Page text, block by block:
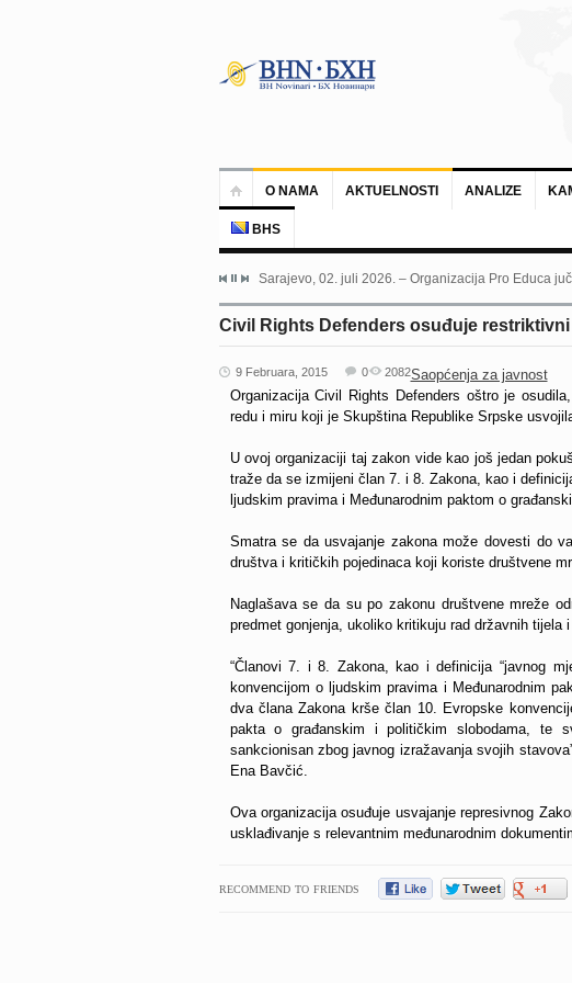
O NAMA AKTUELNOSTI ANALIZE
BHS
Sarajevo, 02. juli 2026. – Organizacija Pro Educa
Civil Rights Defenders osuđuje
9 Februara, 2015 Saopćenja za javnost
0 2082
Organizacija Civil Rights Defenders oštro je
redu i miru koji je Skupština Republike Srpske
U ovoj organizaciji taj zakon vide kao još jedan
traže da se izmijeni član 7. i 8. Zakona, kao i
ljudskim pravima i Međunarodnim paktom o
Smatra se da usvajanje zakona može dovesti do
društva i kritičkih pojedinaca koji koriste društvene
Naglašava se da su po zakonu društvene mreže
predmet gonjenja, ukoliko kritikuju rad državnih tijela
“Članovi 7. i 8. Zakona, kao i definicija “javnog
konvencijom o ljudskim pravima i Međunarodnim
dva člana Zakona krše član 10. Evropske
pakta o građanskim i političkim slobodama, te
sankcionisan zbog javnog izražavanja svojih
Ena Bavčić.
Ova organizacija osuđuje usvajanje represivnog
usklađivanje s relevantnim međunarodnim
RECOMMEND TO FRIENDS